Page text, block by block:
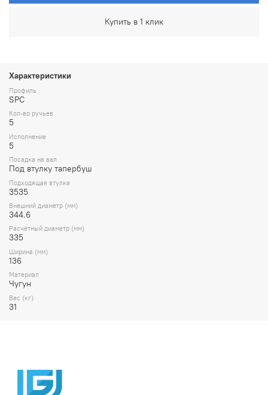
Купить в 1 клик
Характеристики
Профиль
SPC
Кол-во ручьев
5
Исполнение
5
Посадка на вал
Под втулку тапербуш
Подходящая втулка
3535
Внешний диаметр (мм)
344.6
Расчетный диаметр (мм)
335
Ширина (мм)
136
Материал
Чугун
Вес (кг)
31